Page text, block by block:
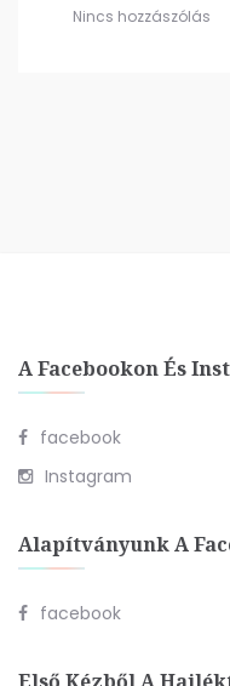
Nincs hozzászólás
A Facebookon És
facebook
Instagram
Alapítványunk A
facebook